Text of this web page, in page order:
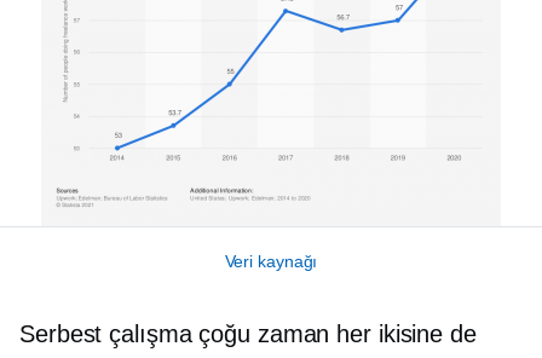
Veri kaynağı
Serbest çalışma çoğu zaman her ikisine de